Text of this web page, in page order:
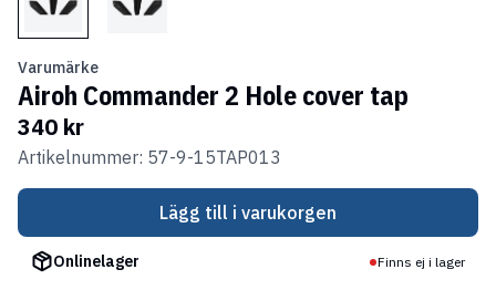
Varumärke
Airoh Commander 2 Hole cover tap
340 kr
Artikelnummer: 57-9-15TAP013
Lägg till i varukorgen
Onlinelager Finns ej i lager